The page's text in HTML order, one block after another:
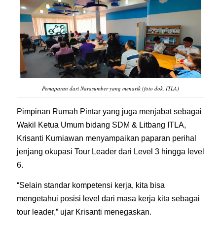
Pemaparan dari Narasumber yang menarik (foto dok. ITLA)
Pimpinan Rumah Pintar yang juga menjabat sebagai
Wakil Ketua Umum bidang SDM & Litbang ITLA,
Krisanti Kurniawan menyampaikan paparan perihal
jenjang okupasi Tour Leader dari Level 3 hingga level
6.
“Selain standar kompetensi kerja, kita bisa
mengetahui posisi level dari masa kerja kita sebagai
tour leader,” ujar Krisanti menegaskan.